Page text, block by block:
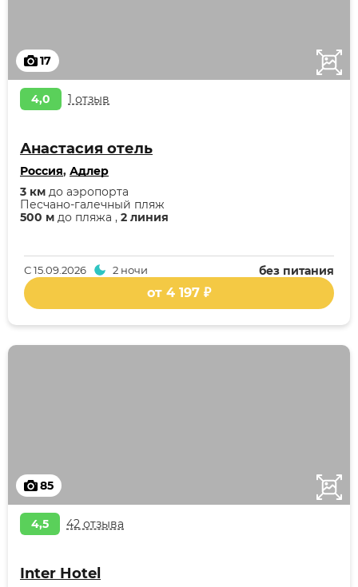
17
4,0 1 отзыв
Анастасия отель
Россия, Адлер
500 м до пляжа , 2 линия
Песчано-галечный пляж
3 км до аэропорта
без питания
С15.09.2026 2 ночи
от 4 197 ₽
85
4,5 42 отзыва
Inter Hotel